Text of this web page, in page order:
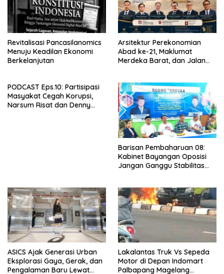
Revitalisasi Pancasilanomics
Menuju Keadilan Ekonomi
Berkelanjutan
Arsitektur Perekonomian
Abad ke-21, Maklumat
Merdeka Barat, dan Jalan
PODCAST Eps.10: Partisipasi
Masyakat Cegah Korupsi,
Narsum Risat dan Denny
Barisan Pembaharuan 08:
Kabinet Bayangan Oposisi
Jangan Ganggu Stabilitas
ASICS Ajak Generasi Urban
Eksplorasi Gaya, Gerak, dan
Pengalaman Baru Lewat
Lakalantas Truk Vs Sepeda
Motor di Depan Indomart
Palbapang Magelang